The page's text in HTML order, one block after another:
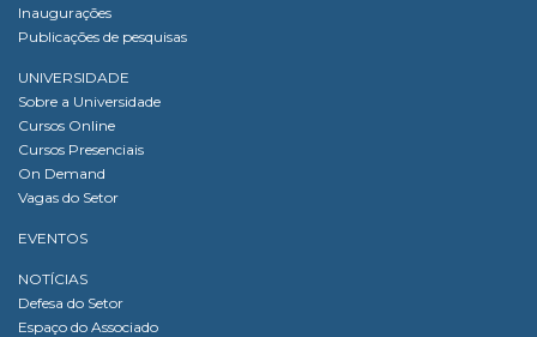
Inaugurações
Publicações de pesquisas
UNIVERSIDADE
Sobre a Universidade
Cursos Online
Cursos Presenciais
On Demand
Vagas do Setor
EVENTOS
NOTÍCIAS
Defesa do Setor
Espaço do Associado